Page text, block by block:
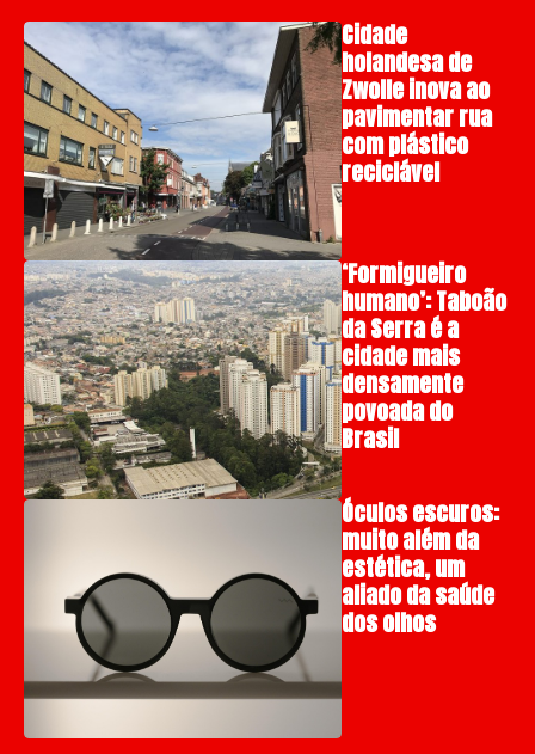
Cidade
holandesa de
Zwolle inova ao
pavimentar rua
com plástico
reciclável
‘Formigueiro
humano’: Taboão
da Serra é a
cidade mais
densamente
povoada do
Brasil
Óculos escuros:
muito além da
estética, um
aliado da saúde
dos olhos